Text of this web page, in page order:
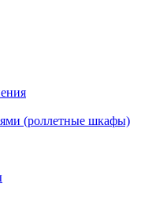
(роллетные шкафы)